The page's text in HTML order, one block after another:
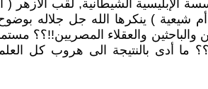
الإبليسية الشيطانية, لقب
أم شيعية ) ينكرها الله جل
والباحثين والعقلاء
ما أدى بالنتيجة الى هروب كل